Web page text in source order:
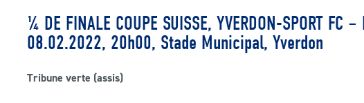
¼ DE FINALE COUPE SUISSE, YVERDON-SPORT FC
08.02.2022, 20h00, Stade Municipal, Yverdon
Tribune verte (assis)